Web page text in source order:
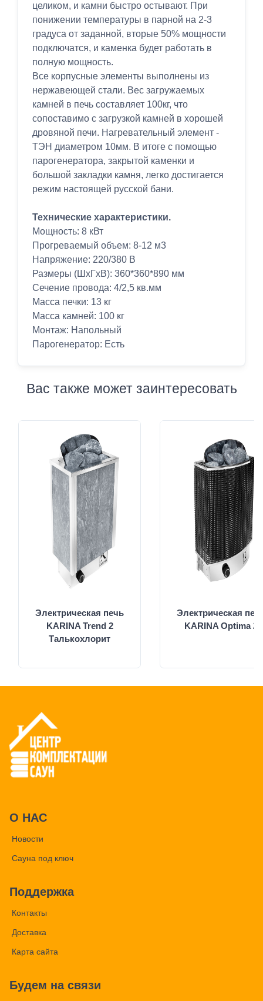
целиком, и камни быстро остывают. При
понижении температуры в парной на 2-3
градуса от заданной, вторые 50% мощности
подключатся, и каменка будет работать в
полную мощность.
Все корпусные элементы выполнены из
нержавеющей стали. Вес загружаемых
камней в печь составляет 100кг, что
сопоставимо с загрузкой камней в хорошей
дровяной печи. Нагревательный элемент -
ТЭН диаметром 10мм. В итоге с помощью
парогенератора, закрытой каменки и
большой закладки камня, легко достигается
режим настоящей русской бани.
Технические характеристики.
Мощность: 8 кВт
Прогреваемый объем: 8-12 м3
Напряжение: 220/380 В
Размеры (ШхГхВ): 360*360*890 мм
Сечение провода: 4/2,5 кв.мм
Масса печки: 13 кг
Масса камней: 100 кг
Монтаж: Напольный
Парогенератор: Есть
Вас также может заинтересовать
Электрическая печь
KARINA Trend 2
Талькохлорит
Электрическая
KARINA Optima 2
О НАС
Новости
Сауна под ключ
Поддержка
Контакты
Доставка
Карта сайта
Будем на связи